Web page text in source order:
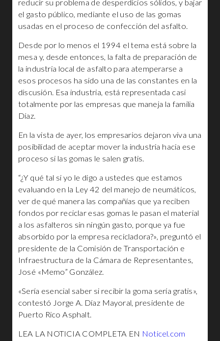
reducir su problema de desperdicios sólidos, y bajar
el gasto público, mediante el uso de las gomas
usadas en el proceso de confección del asfalto.
Desde por lo menos el 1994 el tema está sobre la
mesa y, desde entonces, la falta de preparación de
la industria local de asfalto para atemperarse a
esos procesos ha sido una de las constantes en la
discusión. Esa industria, está representada casi
totalmente por las empresas que maneja la familia
Díaz.
En la vista de ayer, los empresarios dejaron viva una
posibilidad de aceptar mover la industria hacia ese
proceso si las gomas le salen gratis.
“¿Y qué tal si yo le digo a ustedes que estamos
evaluando en la Ley 42 del manejo de neumáticos,
ver de qué manera las compañías que ya reciben
fondos por reciclar esas gomas le pasan el material
a los asfalteros sin ningún gasto, porque ya fue
absorbido por la empresa recicladora?», preguntó el
presidente de la Comisión de Transportación e
Infraestructura de la Cámara de Representantes,
José «Memo” González.
«Sería esencial saber si recibir la goma sería gratis»,
contestó Jorge A. Díaz Mayoral, presidente de
Puerto Rico Asphalt.
LEA LA NOTICIA COMPLETA EN Noticel.com